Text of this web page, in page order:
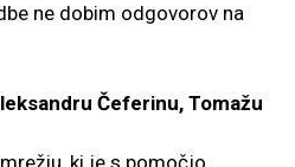
ne dobim odgovorov na
Čeferinu, Tomažu